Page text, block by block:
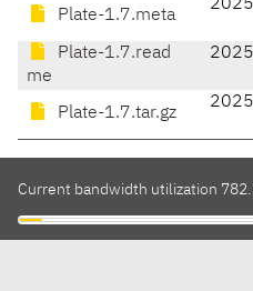
Plate-1.7.meta
Plate-1.7.read
me
Plate-1.7.tar.gz
Current bandwidth utilization